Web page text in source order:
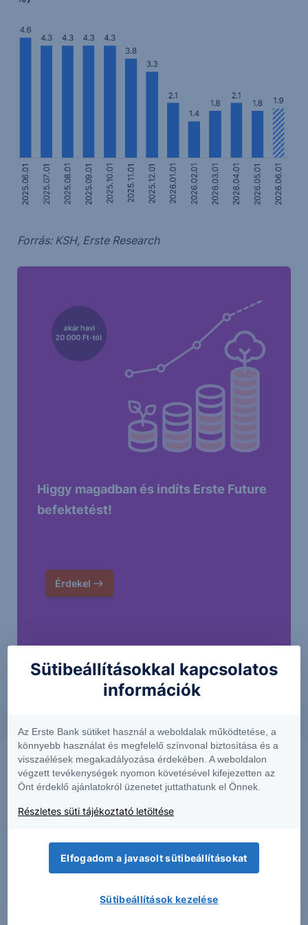
Forrás: KSH, Erste Research
Higgy magadban és indíts Erste Future
befektetést!
Érdekel
Sütibeállításokkal kapcsolatos
információk
Az Erste Bank sütiket használ a weboldalak működtetése, a
könnyebb használat és megfelelő színvonal biztosítása és a
visszaélések megakadályozása érdekében. A weboldalon
végzett tevékenységek nyomon követésével kifejezetten az
Önt érdeklő ajánlatokról üzenetet juttathatunk el Önnek.
Részletes süti tájékoztató letöltése
Elfogadom a javasolt sütibeállításokat
Sütibeállítások kezelése